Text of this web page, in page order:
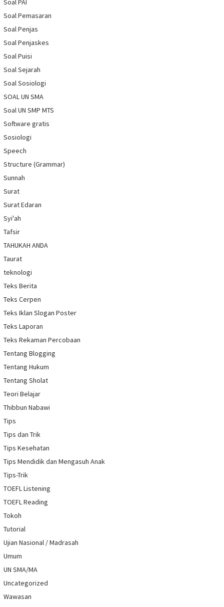
Soal PAI
Soal Pemasaran
Soal Penjas
Soal Penjaskes
Soal Puisi
Soal Sejarah
Soal Sosiologi
SOAL UN SMA
Soal UN SMP MTS
Software gratis
Sosiologi
Speech
Structure (Grammar)
Sunnah
Surat
Surat Edaran
Syi'ah
Tafsir
TAHUKAH ANDA
Taurat
teknologi
Teks Berita
Teks Cerpen
Teks Iklan Slogan Poster
Teks Laporan
Teks Rekaman Percobaan
Tentang Blogging
Tentang Hukum
Tentang Sholat
Teori Belajar
Thibbun Nabawi
Tips
Tips dan Trik
Tips Kesehatan
Tips Mendidik dan Mengasuh Anak
Tips-Trik
TOEFL Listening
TOEFL Reading
Tokoh
Tutorial
Ujian Nasional / Madrasah
Umum
UN SMA/MA
Uncategorized
Wawasan